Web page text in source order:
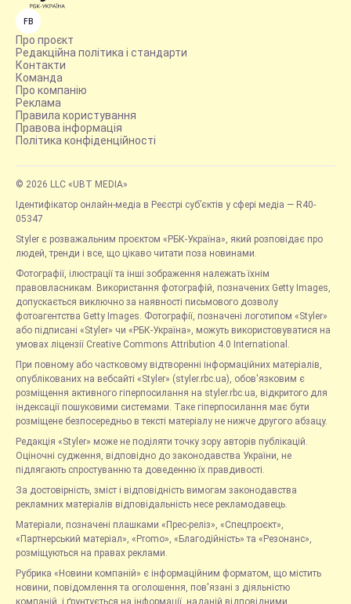
FB
Про проєкт
Редакційна політика і стандарти
Контакти
Команда
Про компанію
Реклама
Правила користування
Правова інформація
Політика конфіденційності
© 2026 LLC «UBT MEDIA»
Ідентифікатор онлайн-медіа в Реєстрі суб’єктів у сфері медіа — R40-
05347
Styler є розважальним проєктом «РБК-Україна», який розповідає про
людей, тренди і все, що цікаво читати поза новинами.
Фотографії, ілюстрації та інші зображення належать їхнім
правовласникам. Використання фотографій, позначених Getty Images,
допускається виключно за наявності письмового дозволу
фотоагентства Getty Images. Фотографії, позначені логотипом «Styler»
або підписані «Styler» чи «РБК-Україна», можуть використовуватися на
умовах ліцензії Creative Commons Attribution 4.0 International.
При повному або частковому відтворенні інформаційних матеріалів,
опублікованих на вебсайті «Styler» (styler.rbc.ua), обов'язковим є
розміщення активного гіперпосилання на styler.rbc.ua, відкритого для
індексації пошуковими системами. Таке гіперпосилання має бути
розміщене безпосередньо в тексті матеріалу не нижче другого абзацу.
Редакція «Styler» може не поділяти точку зору авторів публікацій.
Оціночні судження, відповідно до законодавства України, не
підлягають спростуванню та доведенню їх правдивості.
За достовірність, зміст і відповідність вимогам законодавства
рекламних матеріалів відповідальність несе рекламодавець.
Матеріали, позначені плашками «Прес-реліз», «Спецпроєкт»,
«Партнерський матеріал», «Promo», «Благодійність» та «Резонанс»,
розміщуються на правах реклами.
Рубрика «Новини компаній» є інформаційним форматом, що містить
новини, повідомлення та оголошення, пов'язані з діяльністю
компаній, і ґрунтується на інформації, наданій відповідними